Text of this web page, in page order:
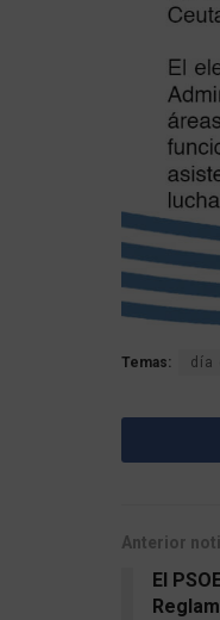
Temas: día
Anterior
El